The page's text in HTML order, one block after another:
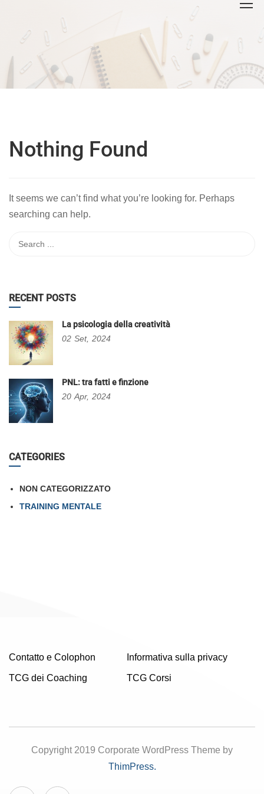
Nothing Found
It seems we can’t find what you’re looking for. Perhaps
searching can help.
RECENT POSTS
La psicologia della creatività
02 Set, 2024
PNL: tra fatti e finzione
20 Apr, 2024
CATEGORIES
NON CATEGORIZZATO
TRAINING MENTALE
Contatto e Colophon Informativa sulla privacy
TCG dei Coaching TCG Corsi
Copyright 2019 Corporate WordPress Theme by
ThimPress.